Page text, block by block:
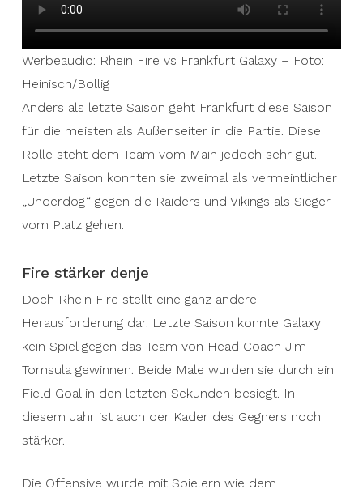
Werbeaudio: Rhein Fire vs Frankfurt Galaxy – Foto:
Heinisch/Bollig
Anders als letzte Saison geht Frankfurt diese Saison
für die meisten als Außenseiter in die Partie. Diese
Rolle steht dem Team vom Main jedoch sehr gut.
Letzte Saison konnten sie zweimal als vermeintlicher
„Underdog“ gegen die Raiders und Vikings als Sieger
vom Platz gehen.
Fire stärker denje
Doch Rhein Fire stellt eine ganz andere
Herausforderung dar. Letzte Saison konnte Galaxy
kein Spiel gegen das Team von Head Coach Jim
Tomsula gewinnen. Beide Male wurden sie durch ein
Field Goal in den letzten Sekunden besiegt. In
diesem Jahr ist auch der Kader des Gegners noch
stärker.
Die Offensive wurde mit Spielern wie dem